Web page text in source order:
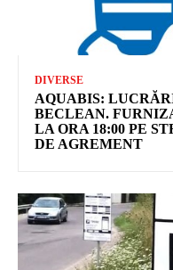
DIVERSE
AQUABIS:
BECLEAN.
LA ORA 18:00 PE
DE AGREMENT